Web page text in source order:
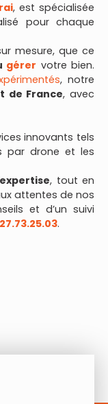
, est spécialisée
pour chaque
mesure, que ce
gérer votre bien.
, notre
de France, avec
innovants tels
par drone et les
, tout en
attentes de nos
et d’un suivi
.